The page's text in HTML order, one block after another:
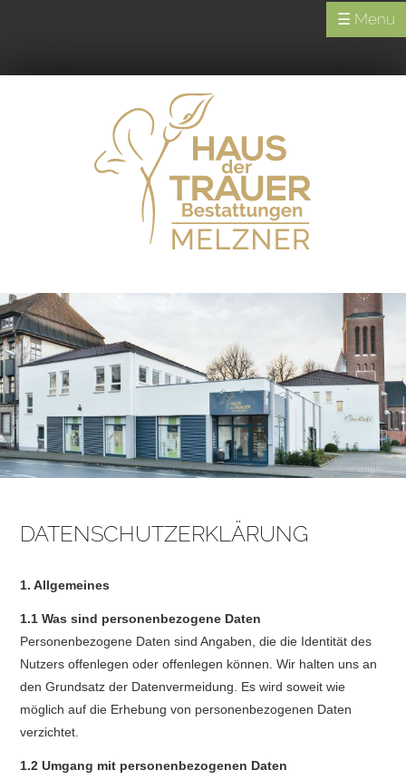
☰ Menu
DATENSCHUTZERKLÄRUNG
1. Allgemeines
1.1 Was sind personenbezogene Daten
Personenbezogene Daten sind Angaben, die die Identität des
Nutzers offenlegen oder offenlegen können. Wir halten uns an
den Grundsatz der Datenvermeidung. Es wird soweit wie
möglich auf die Erhebung von personenbezogenen Daten
verzichtet.
1.2 Umgang mit personenbezogenen Daten